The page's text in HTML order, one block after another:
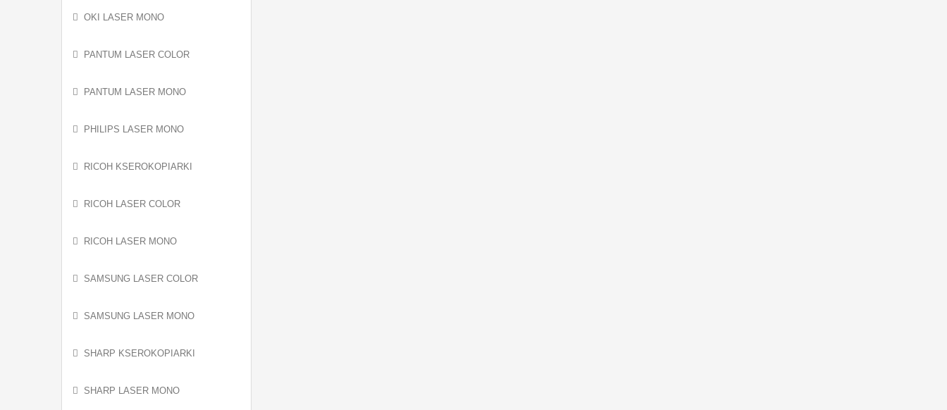
OKI LASER MONO
PANTUM LASER COLOR
PANTUM LASER MONO
PHILIPS LASER MONO
RICOH KSEROKOPIARKI
RICOH LASER COLOR
RICOH LASER MONO
SAMSUNG LASER COLOR
SAMSUNG LASER MONO
SHARP KSEROKOPIARKI
SHARP LASER MONO